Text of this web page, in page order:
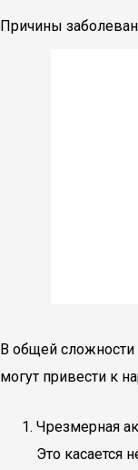
Причины
В общей
могут привести к
Чрезмерная
Это касается